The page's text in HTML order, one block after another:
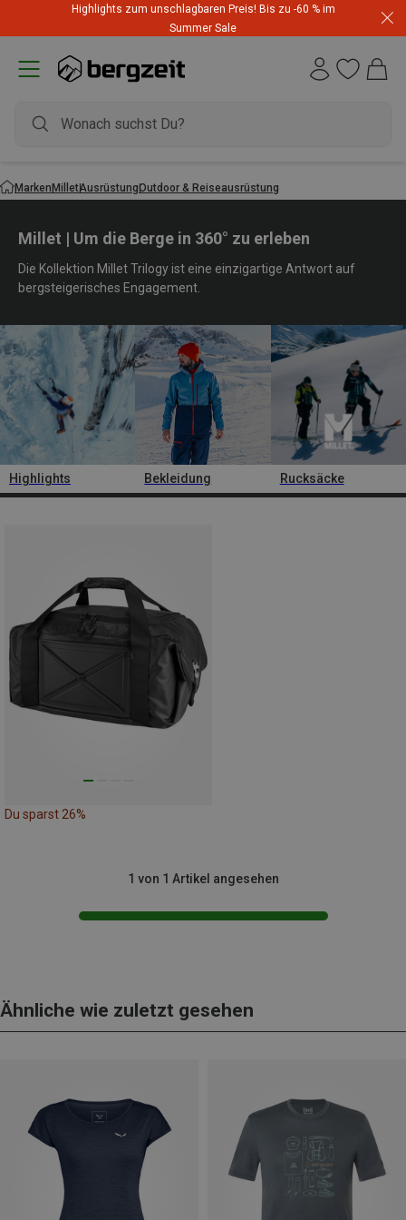
Highlights zum unschlagbaren Preis! Bis zu -60 % im
Summer Sale
MarkenMilletAusrüstungOutdoor & Reiseausrüstung
Millet | Um die Berge in 360° zu erleben
Die Kollektion Millet Trilogy ist eine einzigartige Antwort auf
bergsteigerisches Engagement.
Highlights Bekleidung Rucksäcke
Du sparst 26%
1 von 1 Artikel angesehen
Ähnliche wie zuletzt gesehen